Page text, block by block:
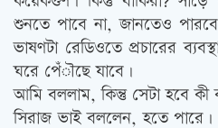
শুনতে পাবে না, জানতেও
ভাষণটা রেডিওতে প্রচারের
ঘরে পেঁৗছে যাবে।
আমি বললাম, কিন্তু সেটা হবে কী
সিরাজ ভাই বললেন, হতে পারে।